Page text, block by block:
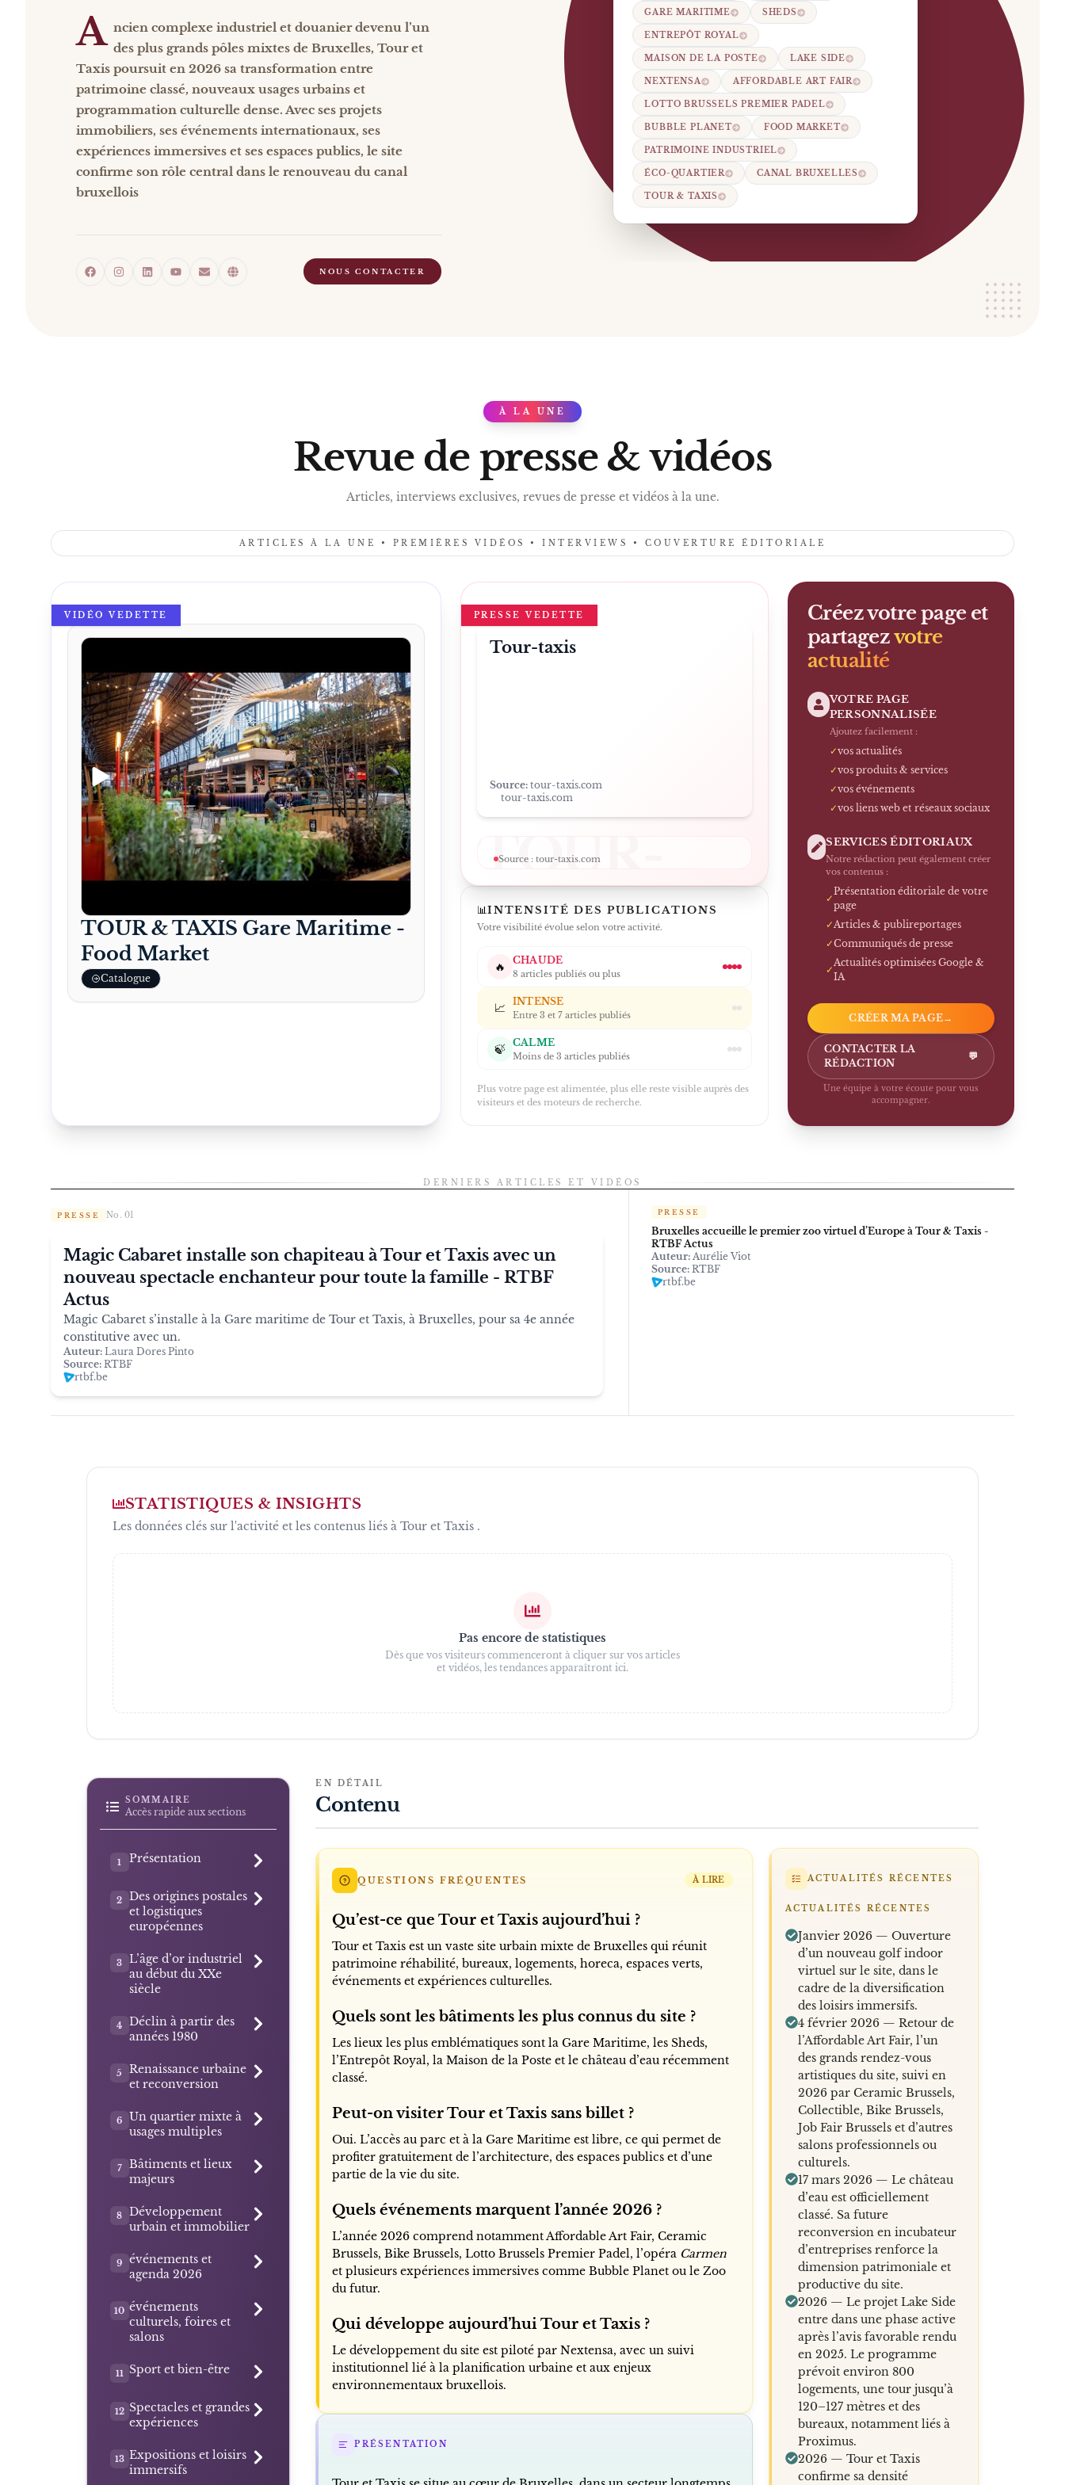
A ncien complexe industriel et douanier devenu l’un
des plus grands pôles mixtes de Bruxelles, Tour et
Taxis poursuit en 2026 sa transformation entre
patrimoine classé, nouveaux usages urbains et
programmation culturelle dense. Avec ses projets
immobiliers, ses événements internationaux, ses
expériences immersives et ses espaces publics, le site
confirme son rôle central dans le renouveau du canal
bruxellois
NOUS CONTACTER
GARE MARITIME SHEDS
ENTREPÔT ROYAL
MAISON DE LA POSTE LAKE SIDE
NEXTENSA AFFORDABLE ART FAIR
LOTTO BRUSSELS PREMIER PADEL
BUBBLE PLANET FOOD MARKET
PATRIMOINE INDUSTRIEL
ÉCO-QUARTIER CANAL BRUXELLES
TOUR & TAXIS
PRESS
À LA UNE
Revue de presse & vidéos
Articles, interviews exclusives, revues de presse et vidéos à la une.
ARTICLES À LA UNE • PREMIÈRES VIDÉOS • INTERVIEWS • COUVERTURE ÉDITORIALE
VIDÉO VEDETTE
TOUR & TAXIS Gare Maritime -
Food Market
Catalogue
PRESSE VEDETTE
Tour-taxis
Source: tour-taxis.com
tour-taxis.com
TOUR-
TAXIS
Source : tour-taxis.com
LIRE L'ARTICLE SUR LE SITE↗
📊INTENSITÉ DES PUBLICATIONS
Votre visibilité évolue selon votre activité.
🔥 CHAUDE
8 articles publiés ou plus
📈 INTENSE
Entre 3 et 7 articles publiés
🍃 CALME
Moins de 3 articles publiés
Plus votre page est alimentée, plus elle reste visible auprès des
visiteurs et des moteurs de recherche.
Créez votre page et
partagezvotre
actualité
VOTRE PAGE
PERSONNALISÉE
Ajoutez facilement :
✓vos actualités
✓vos produits & services
✓vos événements
✓vos liens web et réseaux sociaux
SERVICES ÉDITORIAUX
Notre rédaction peut également créer
vos contenus :
✓
Présentation éditoriale de votre
page
✓ Articles & publireportages
✓Communiqués de presse
✓
Actualités optimisées Google &
IA
CRÉER MA PAGE→
CONTACTER LA
RÉDACTION
💬
Une équipe à votre écoute pour vous
accompagner.
DERNIERS ARTICLES ET VIDÉOS
PRESSE No. 01
Magic Cabaret installe son chapiteau à Tour et Taxis avec un
nouveau spectacle enchanteur pour toute la famille - RTBF
Actus
Magic Cabaret s’installe à la Gare maritime de Tour et Taxis, à Bruxelles, pour sa 4e année
constitutive avec un.
Auteur: Laura Dores Pinto
Source: RTBF
rtbf.be
PRESSE
Bruxelles accueille le premier zoo virtuel d’Europe à Tour & Taxis -
RTBF Actus
Auteur: Aurélie Viot
Source: RTBF
rtbf.be
STATISTIQUES & INSIGHTS
Les données clés sur l'activité et les contenus liés à Tour et Taxis .
Pas encore de statistiques
Dès que vos visiteurs commenceront à cliquer sur vos articles
et vidéos, les tendances apparaîtront ici.
SOMMAIRE
Accès rapide aux sections
1 Présentation
2
Des origines postales
et logistiques
européennes
3
L’âge d’or industriel
au début du XXe
siècle
4
Déclin à partir des
années 1980
5
Renaissance urbaine
et reconversion
6
Un quartier mixte à
usages multiples
7
Bâtiments et lieux
majeurs
8
Développement
urbain et immobilier
9
événements et
agenda 2026
10 événements
culturels, foires et
salons
11 Sport et bien-être
12 Spectacles et grandes
expériences
13 Expositions et loisirs
immersifs
EN DÉTAIL
Contenu
QUESTIONS FRÉQUENTES À LIRE
Qu’est-ce que Tour et Taxis aujourd’hui ?
Tour et Taxis est un vaste site urbain mixte de Bruxelles qui réunit
patrimoine réhabilité, bureaux, logements, horeca, espaces verts,
événements et expériences culturelles.
Quels sont les bâtiments les plus connus du site ?
Les lieux les plus emblématiques sont la Gare Maritime, les Sheds,
l’Entrepôt Royal, la Maison de la Poste et le château d’eau récemment
classé.
Peut-on visiter Tour et Taxis sans billet ?
Oui. L’accès au parc et à la Gare Maritime est libre, ce qui permet de
profiter gratuitement de l’architecture, des espaces publics et d’une
partie de la vie du site.
Quels événements marquent l’année 2026 ?
L’année 2026 comprend notamment Affordable Art Fair, Ceramic
Brussels, Bike Brussels, Lotto Brussels Premier Padel, l’opéra Carmen
et plusieurs expériences immersives comme Bubble Planet ou le Zoo
du futur.
Qui développe aujourd’hui Tour et Taxis ?
Le développement du site est piloté par Nextensa, avec un suivi
institutionnel lié à la planification urbaine et aux enjeux
environnementaux bruxellois.
PRÉSENTATION
ACTUALITÉS RÉCENTES
ACTUALITÉS RÉCENTES
Janvier 2026 — Ouverture
d’un nouveau golf indoor
virtuel sur le site, dans le
cadre de la diversification
des loisirs immersifs.
4 février 2026 — Retour de
l’Affordable Art Fair, l’un
des grands rendez-vous
artistiques du site, suivi en
2026 par Ceramic Brussels,
Collectible, Bike Brussels,
Job Fair Brussels et d’autres
salons professionnels ou
culturels.
17 mars 2026 — Le château
d’eau est officiellement
classé. Sa future
reconversion en incubateur
d’entreprises renforce la
dimension patrimoniale et
productive du site.
2026 — Le projet Lake Side
entre dans une phase active
après l’avis favorable rendu
en 2025. Le programme
prévoit environ 800
logements, une tour jusqu’à
120–127 mètres et des
bureaux, notamment liés à
Proximus.
2026 — Tour et Taxis
confirme sa densité